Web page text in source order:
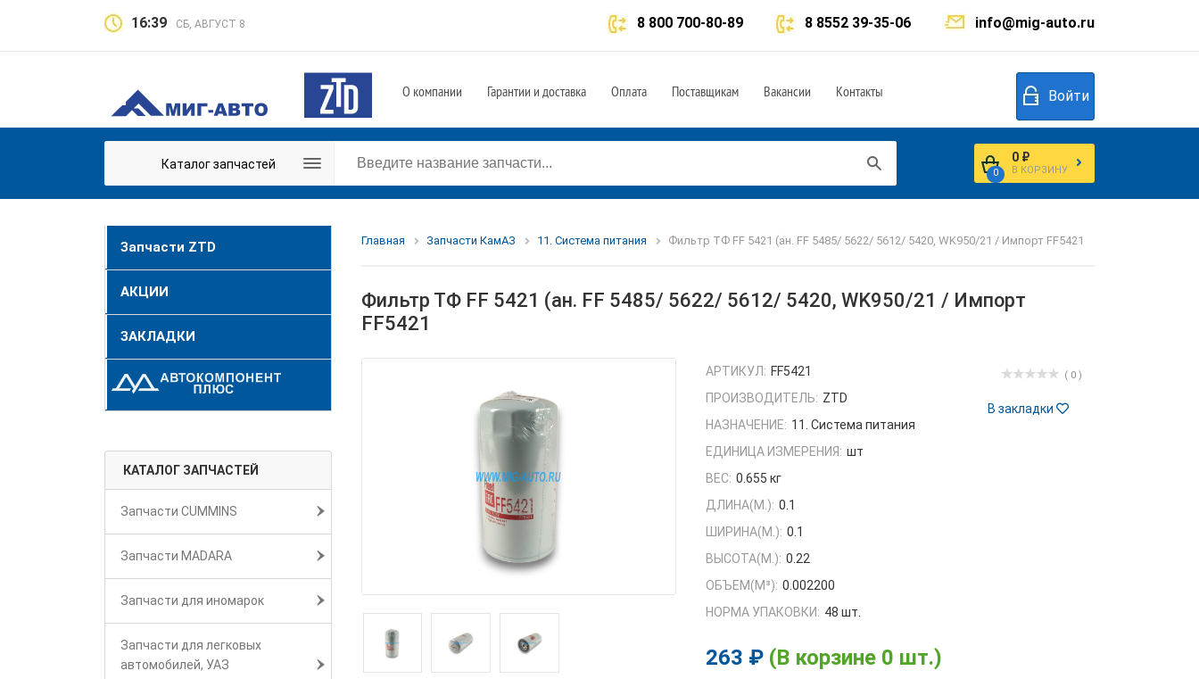
16:39 СБ, АВГУСТ 8 info@mig-auto.ru
8 8552 39-35-06
8 800 700-80-89
О компании Гарантии и доставка Оплата Поставщикам Вакансии Контакты Войти
Каталог запчастей
0
0 ₽
В КОРЗИНУ
Запчасти ZTD
АКЦИИ
ЗАКЛАДКИ
КАТАЛОГ ЗАПЧАСТЕЙ
Запчасти CUMMINS
Запчасти MADARA
Запчасти для иномарок
Запчасти для легковых
автомобилей, УАЗ
Главная Запчасти КамАЗ 11. Система питания Фильтр ТФ FF 5421 (ан. FF 5485/ 5622/ 5612/ 5420, WK950/21 / Импорт FF5421
Фильтр ТФ FF 5421 (ан. FF 5485/ 5622/ 5612/ 5420, WK950/21 / Импорт
FF5421
( 0 )
В закладки
АРТИКУЛ: FF5421
ПРОИЗВОДИТЕЛЬ: ZTD
НАЗНАЧЕНИЕ: 11. Система питания
ЕДИНИЦА ИЗМЕРЕНИЯ: шт
ВЕС: 0.655 кг
ДЛИНА(М.): 0.1
ШИРИНА(М.): 0.1
ВЫСОТА(М.): 0.22
ОБЪЕМ(M³): 0.002200
НОРМА УПАКОВКИ: 48 шт.
263 ₽ (В корзине 0 шт.)